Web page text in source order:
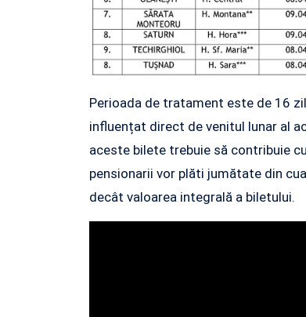
Perioada de tratament este de 16
influențat direct de venitul lunar al
aceste bilete trebuie să contribuie
pensionarii vor plăti jumătate din
decât valoarea integrală a biletului.